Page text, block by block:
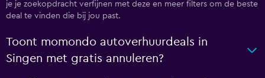
je je zoekopdracht verfijnen met deze en meer filters om de beste
deal te vinden die bij jou past.
Toont momondo autoverhuurdeals in
Singen met gratis annuleren?